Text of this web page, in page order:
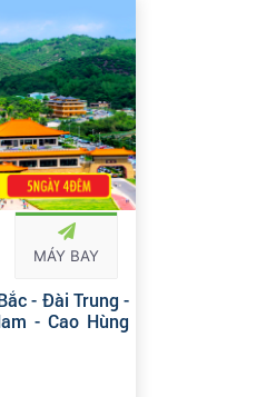
MÁY BAY
- Đài Trung -
- Cao Hùng